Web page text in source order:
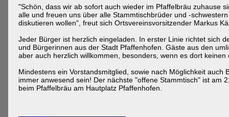
"Schön, dass wir ab sofort auch wieder im Pfaffelbräu zuhause
alle und freuen uns über alle Stammtischbrüder und -
diskutieren wollen", freut sich Ortsvereinsvorsitzender Markus
Jeder Bürger ist herzlich eingeladen. In erster Linie richtet sich
und Bürgerinnen aus der Stadt Pfaffenhofen. Gäste aus den
aber auch herzlich willkommen, besonders, wenn es dort keinen
Mindestens ein Vorstandsmitglied, sowie nach Möglichkeit auch
immer anwesend sein! Der nächste "offene Stammtisch" ist am
beim Pfaffelbräu am Hautplatz Pfaffenhofen.